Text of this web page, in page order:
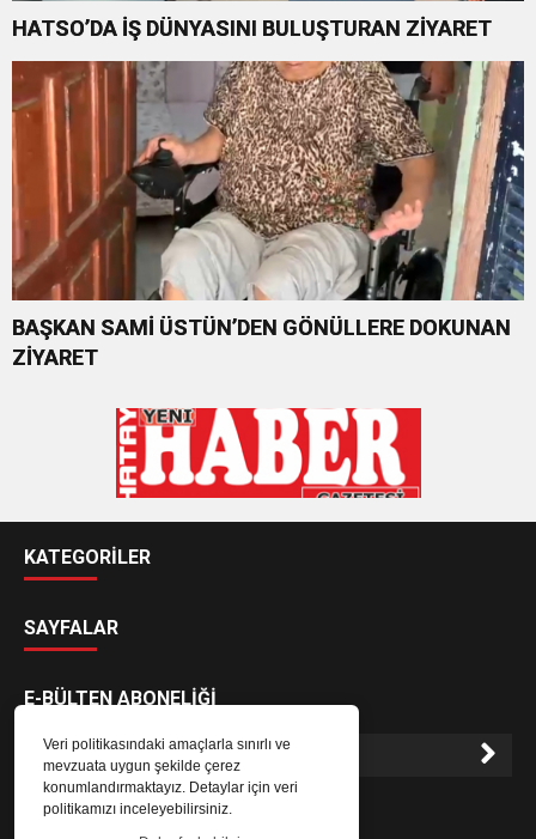
Veri politikasındaki amaçlarla sınırlı ve
mevzuata uygun şekilde çerez
konumlandırmaktayız. Detaylar için veri
politikamızı inceleyebilirsiniz.
HATSO’DA İŞ DÜNYASINI BULUŞTURAN ZİYARET
BAŞKAN SAMİ ÜSTÜN’DEN GÖNÜLLERE DOKUNAN
ZİYARET
KATEGORİLER
SAYFALAR
E-BÜLTEN ABONELİĞİ
E-Bülten aboneliği ile haberlere daha hızlı erişin.